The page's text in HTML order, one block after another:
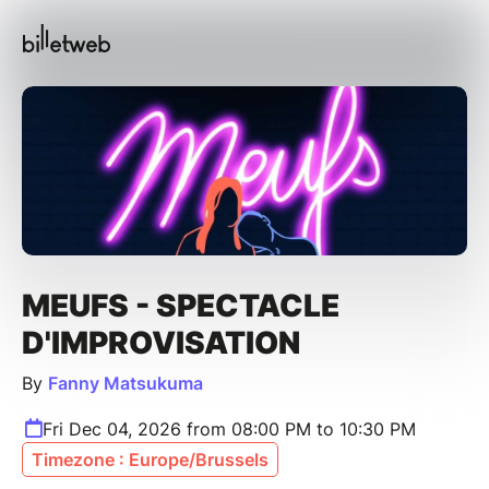
MEUFS - SPECTACLE
D'IMPROVISATION
By Fanny Matsukuma
Fri Dec 04, 2026 from 08:00 PM to 10:30 PM
Timezone : Europe/Brussels